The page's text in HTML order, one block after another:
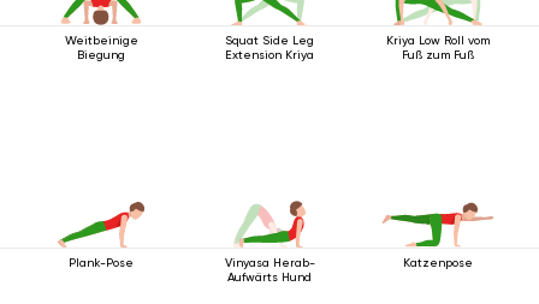
Weitbeinige
Biegung
Squat Side Leg
Extension Kriya
Kriya Low Roll vom
Fuß zum Fuß
Plank-Pose
Vinyasa Herab-
Aufwärts Hund
Katzenpose